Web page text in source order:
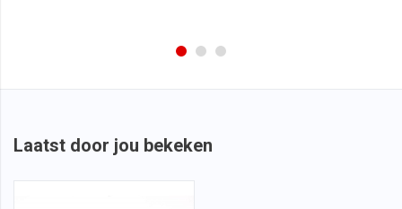
Laatst door jou bekeken